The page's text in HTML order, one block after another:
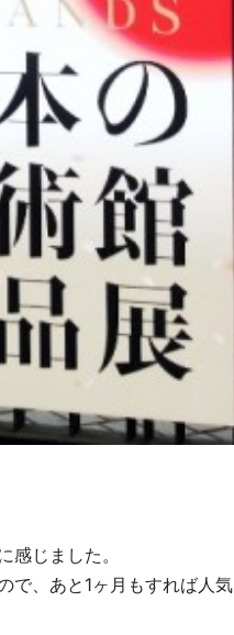
じました。
で、あと1ヶ月もすれば人